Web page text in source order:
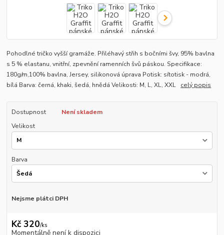
Pohodlné tričko vyšší gramáže. Přiléhavý střih s bočními švy, 95% bavlna
s 5 % elastanu, vnitřní, zpevnění ramenních švů páskou. Specifikace:
180g/m,100% bavlna, Jersey, silikonová úprava Potisk: sítotisk - modrá,
bílá Barva: černá, khaki, šedá, hnědá Velikosti: M, L, XL, XXL celý popis
Dostupnost
Není skladem
Velikost
Barva
Nejsme plátci DPH
Kč 320/ks
Momentálně není k dispozici